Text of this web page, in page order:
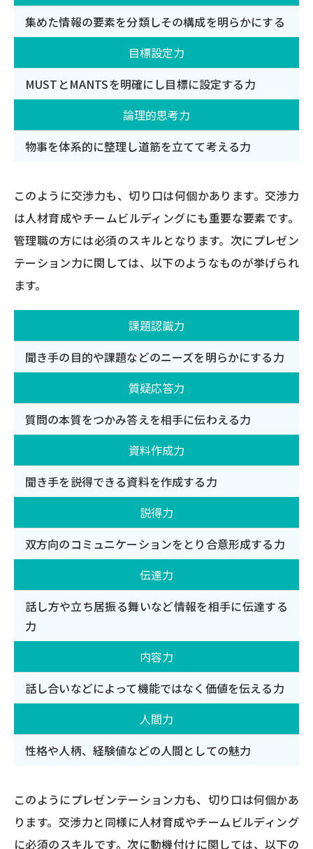
集めた情報の要素を分類しその構成を明らかにする
目標設定力
MUSTとMANTSを明確にし目標に設定する力
論理的思考力
物事を体系的に整理し道筋を立てて考える力
このように交渉力も、切り口は何個かあります。交渉力
は人材育成やチームビルディングにも重要な要素です。
管理職の方には必須のスキルとなります。次にプレゼン
テーション力に関しては、以下のようなものが挙げられ
ます。
課題認識力
聞き手の目的や課題などのニーズを明らかにする力
質疑応答力
質問の本質をつかみ答えを相手に伝わえる力
資料作成力
聞き手を説得できる資料を作成する力
説得力
双方向のコミュニケーションをとり合意形成する力
伝達力
話し方や立ち居振る舞いなど情報を相手に伝達する
力
内容力
話し合いなどによって機能ではなく価値を伝える力
人間力
性格や人柄、経験値などの人間としての魅力
このようにプレゼンテーション力も、切り口は何個かあ
ります。交渉力と同様に人材育成やチームビルディング
に必須のスキルです。次に動機付けに関しては、以下の